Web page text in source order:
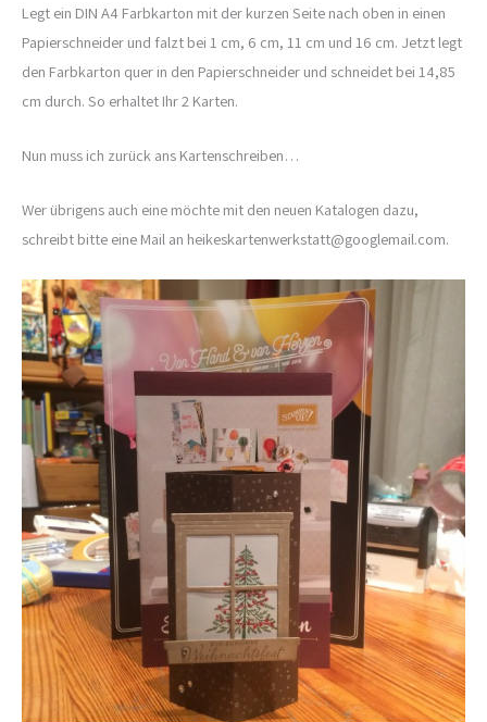
Legt ein DIN A4 Farbkarton mit der kurzen Seite nach oben in einen
Papierschneider und falzt bei 1 cm, 6 cm, 11 cm und 16 cm. Jetzt legt
den Farbkarton quer in den Papierschneider und schneidet bei 14,85
cm durch. So erhaltet Ihr 2 Karten.
Nun muss ich zurück ans Kartenschreiben…
Wer übrigens auch eine möchte mit den neuen Katalogen dazu,
schreibt bitte eine Mail an heikeskartenwerkstatt@googlemail.com.